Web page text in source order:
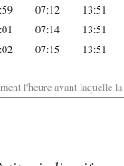
07:12 13:51
07:14 13:51
07:15 13:51
l'heure avant laquelle